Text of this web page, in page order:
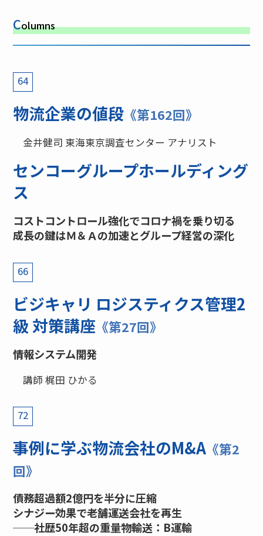
Columns
64
物流企業の値段 《第162回》
金井健司 東海東京調査センター アナリスト
センコーグループホールディング
ス
コストコントロール強化でコロナ禍を乗り切る
成長の鍵はＭ＆Ａの加速とグループ経営の深化
66
ビジキャリ ロジスティクス管理2
級 対策講座 《第27回》
情報システム開発
講師 梶田 ひかる
72
事例に学ぶ物流会社のM&A 《第2
回》
債務超過額2億円を半分に圧縮
シナジー効果で老舗運送会社を再生
──社歴50年超の重量物輸送：B運輸